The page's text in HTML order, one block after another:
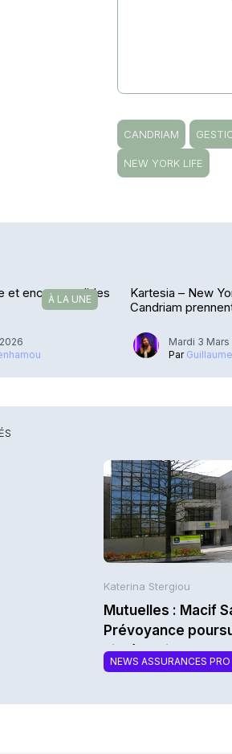
CANDRIAM
NEW YORK LIFE
À LA UNE
et encours solides
Kartesia – New
Candriam
Mardi 3 Mars
Par
Katerina Stergiou
Mutuelles : Macif
Prévoyance
l'intégration de la
NEWS ASSURANCES PRO